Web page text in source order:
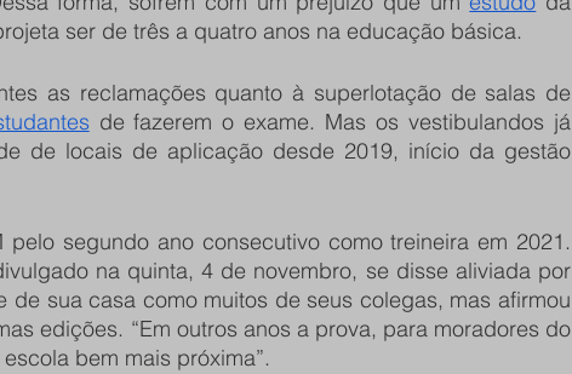
ser de três a quatro anos na educação básica.
as reclamações quanto à superlotação de salas de
de fazerem o exame. Mas os vestibulandos já
de locais de aplicação desde 2019, início da gestão
pelo segundo ano consecutivo como treineira em 2021.
na quinta, 4 de novembro, se disse aliviada por
de sua casa como muitos de seus colegas, mas afirmou
edições. “Em outros anos a prova, para moradores do
bem mais próxima”.